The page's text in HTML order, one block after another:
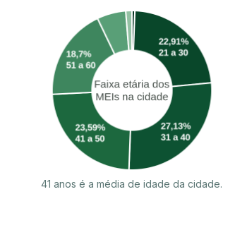
41 anos é a média de idade da cidade.